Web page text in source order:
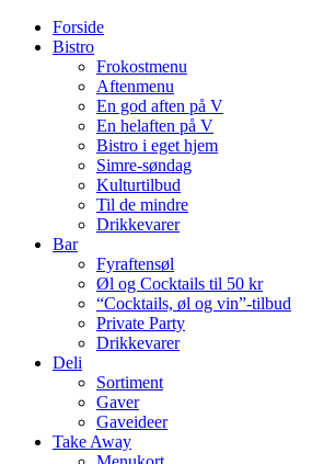
Forside
Bistro
Frokostmenu
Aftenmenu
En god aften på V
En helaften på V
Bistro i eget hjem
Simre-søndag
Kulturtilbud
Til de mindre
Drikkevarer
Bar
Fyraftensøl
Øl og Cocktails til 50 kr
“Cocktails, øl og vin”-tilbud
Private Party
Drikkevarer
Deli
Sortiment
Gaver
Gaveideer
Take Away